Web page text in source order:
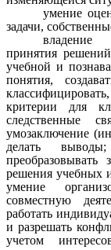
умение
задачи,
владение
принятия
учебной и
понятия,
критерии для
следственные
умозаключение
делать
решения учебных
умение
совместную
работать
и разрешать
учетом